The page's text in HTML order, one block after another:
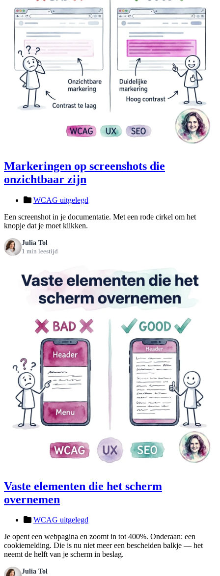
Markeringen op screenshots die
onzichtbaar zijn
WCAG uitgelegd
Een screenshot in je documentatie. Met een rode cirkel om het
knopje dat je moet klikken.
Julia Tol
1 min leestijd
Vaste elementen die het scherm
overnemen
WCAG uitgelegd
Je opent een webpagina en zoomt in tot 400%. Onderaan: een
cookiemelding. Die is nu niet meer een bescheiden balkje — het
neemt de helft van je scherm in beslag.
Julia Tol